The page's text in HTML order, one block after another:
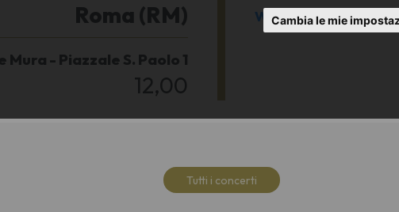
Cambia le mie
Roma (RM)
- Piazzale S. Paolo 1
12,00
Tutti i concerti